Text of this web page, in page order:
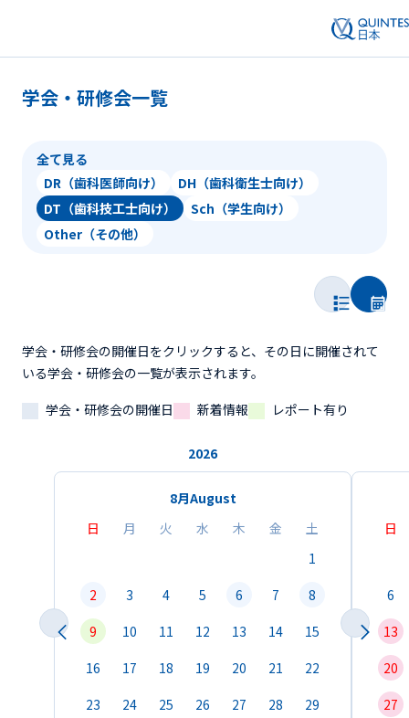
学会・研修会一覧
全て見る
DR（歯科医師向け）
DH（歯科衛生士向け）
DT（歯科技工士向け）
Sch（学生向け）
Other（その他）
学会・研修会の開催日をクリックすると、その日に開催されて
いる学会・研修会の一覧が表示されます。
学会・研修会の開催日
新着情報 レポート有り
2026
8月August
日
月 火 水 木 金
土
1
2
3 4 5 6 7
8
9
10 11 12 13 14
15
16
17 18 19 20 21
22
23
24 25 26 27 28
29
日
6
13
20
27